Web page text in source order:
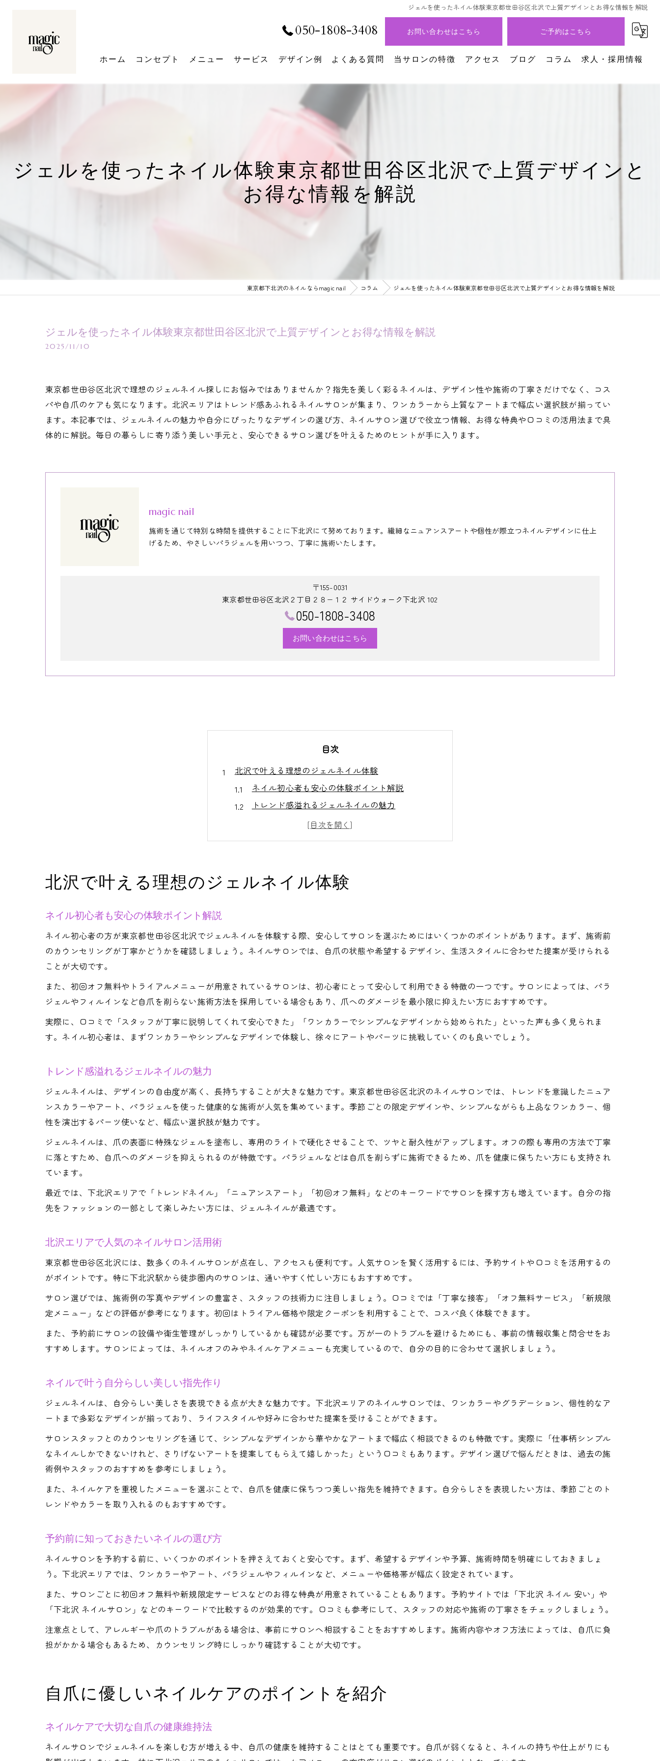
ジェルを使ったネイル体験東京都世田谷区北沢で上質デザインとお得な情報を解説
050-1808-3408 お問い合わせはこちら ご予約はこちら
ホーム コンセプト メニュー サービス デザイン例 よくある質問 当サロンの特徴
ニュアンス
持ち込み
アクセス ブログ コラム 求人・採用情報
ジェルを使ったネイル体験東京都世田谷区北沢で上質デザインと
お得な情報を解説
東京都下北沢のネイルならmagic nail コラム ジェルを使ったネイル体験東京都世田谷区北沢で上質デザインとお得な情報を解説
ジェルを使ったネイル体験東京都世田谷区北沢で上質デザインとお得な情報を解説
2025/11/10
東京都世田谷区北沢で理想のジェルネイル探しにお悩みではありませんか？指先を美しく彩るネイルは、デザイン性や施術の丁寧さだけでなく、コス
パや自爪のケアも気になります。北沢エリアはトレンド感あふれるネイルサロンが集まり、ワンカラーから上質なアートまで幅広い選択肢が揃ってい
ます。本記事では、ジェルネイルの魅力や自分にぴったりなデザインの選び方、ネイルサロン選びで役立つ情報、お得な特典や口コミの活用法まで具
体的に解説。毎日の暮らしに寄り添う美しい手元と、安心できるサロン選びを叶えるためのヒントが手に入ります。
magic nail
施術を通じて特別な時間を提供することに下北沢にて努めております。繊細なニュアンスアートや個性が際立つネイルデザインに仕上
げるため、やさしいパラジェルを用いつつ、丁寧に施術いたします。
〒155-0031
東京都世田谷区北沢２丁目２８−１２ サイドウォーク下北沢 102
050-1808-3408
お問い合わせはこちら
目次
北沢で叶える理想のジェルネイル体験
ネイル初心者も安心の体験ポイント解説
トレンド感溢れるジェルネイルの魅力
北沢エリアで人気のネイルサロン活用術
ネイルで叶う自分らしい美しい指先作り
自爪に優しいネイルケアのポイントを紹介
ネイルケアで大切な自爪の健康維持法
北沢で評判のネイルケア専門サロンの選び方
ワンカラーが映えるネイルデザインの選び方
ネイルで楽しむ大人の上品ワンカラー術
パラジェルを使った上質ネイル体験とは
ネイル初心者が知っておきたいパラジェルの特徴
パラジェルで叶う長持ちネイルのコツ
ネイルが安いサロン選びのポイント解説
口コミでわかるネイルの価格と品質の関係
ネイルサロン当日予約の便利な活用法
急な予定でも叶うネイル体験の魅力紹介
当日予約ができるネイルサロンの選び方
スキマ時間に通えるネイルの楽しみ方
北沢で叶える理想のジェルネイル体験
ネイル初心者も安心の体験ポイント解説
ネイル初心者の方が東京都世田谷区北沢でジェルネイルを体験する際、安心してサロンを選ぶためにはいくつかのポイントがあります。まず、施術前
のカウンセリングが丁寧かどうかを確認しましょう。ネイルサロンでは、自爪の状態や希望するデザイン、生活スタイルに合わせた提案が受けられる
ことが大切です。
また、初回オフ無料やトライアルメニューが用意されているサロンは、初心者にとって安心して利用できる特徴の一つです。サロンによっては、パラ
ジェルやフィルインなど自爪を削らない施術方法を採用している場合もあり、爪へのダメージを最小限に抑えたい方におすすめです。
実際に、口コミで「スタッフが丁寧に説明してくれて安心できた」「ワンカラーでシンプルなデザインから始められた」といった声も多く見られま
す。ネイル初心者は、まずワンカラーやシンプルなデザインで体験し、徐々にアートやパーツに挑戦していくのも良いでしょう。
トレンド感溢れるジェルネイルの魅力
ジェルネイルは、デザインの自由度が高く、長持ちすることが大きな魅力です。東京都世田谷区北沢のネイルサロンでは、トレンドを意識したニュア
ンスカラーやアート、パラジェルを使った健康的な施術が人気を集めています。季節ごとの限定デザインや、シンプルながらも上品なワンカラー、個
性を演出するパーツ使いなど、幅広い選択肢が魅力です。
ジェルネイルは、爪の表面に特殊なジェルを塗布し、専用のライトで硬化させることで、ツヤと耐久性がアップします。オフの際も専用の方法で丁寧
に落とすため、自爪へのダメージを抑えられるのが特徴です。パラジェルなどは自爪を削らずに施術できるため、爪を健康に保ちたい方にも支持され
ています。
最近では、下北沢エリアで「トレンドネイル」「ニュアンスアート」「初回オフ無料」などのキーワードでサロンを探す方も増えています。自分の指
先をファッションの一部として楽しみたい方には、ジェルネイルが最適です。
北沢エリアで人気のネイルサロン活用術
東京都世田谷区北沢には、数多くのネイルサロンが点在し、アクセスも便利です。人気サロンを賢く活用するには、予約サイトや口コミを活用するの
がポイントです。特に下北沢駅から徒歩圏内のサロンは、通いやすく忙しい方にもおすすめです。
サロン選びでは、施術例の写真やデザインの豊富さ、スタッフの技術力に注目しましょう。口コミでは「丁寧な接客」「オフ無料サービス」「新規限
定メニュー」などの評価が参考になります。初回はトライアル価格や限定クーポンを利用することで、コスパ良く体験できます。
また、予約前にサロンの設備や衛生管理がしっかりしているかも確認が必要です。万が一のトラブルを避けるためにも、事前の情報収集と問合せをお
すすめします。サロンによっては、ネイルオフのみやネイルケアメニューも充実しているので、自分の目的に合わせて選択しましょう。
ネイルで叶う自分らしい美しい指先作り
ジェルネイルは、自分らしい美しさを表現できる点が大きな魅力です。下北沢エリアのネイルサロンでは、ワンカラーやグラデーション、個性的なア
ートまで多彩なデザインが揃っており、ライフスタイルや好みに合わせた提案を受けることができます。
サロンスタッフとのカウンセリングを通じて、シンプルなデザインから華やかなアートまで幅広く相談できるのも特徴です。実際に「仕事柄シンプル
なネイルしかできないけれど、さりげないアートを提案してもらえて嬉しかった」という口コミもあります。デザイン選びで悩んだときは、過去の施
術例やスタッフのおすすめを参考にしましょう。
また、ネイルケアを重視したメニューを選ぶことで、自爪を健康に保ちつつ美しい指先を維持できます。自分らしさを表現したい方は、季節ごとのト
レンドやカラーを取り入れるのもおすすめです。
予約前に知っておきたいネイルの選び方
ネイルサロンを予約する前に、いくつかのポイントを押さえておくと安心です。まず、希望するデザインや予算、施術時間を明確にしておきましょ
う。下北沢エリアでは、ワンカラーやアート、パラジェルやフィルインなど、メニューや価格帯が幅広く設定されています。
また、サロンごとに初回オフ無料や新規限定サービスなどのお得な特典が用意されていることもあります。予約サイトでは「下北沢 ネイル 安い」や
「下北沢 ネイルサロン」などのキーワードで比較するのが効果的です。口コミも参考にして、スタッフの対応や施術の丁寧さをチェックしましょう。
注意点として、アレルギーや爪のトラブルがある場合は、事前にサロンへ相談することをおすすめします。施術内容やオフ方法によっては、自爪に負
担がかかる場合もあるため、カウンセリング時にしっかり確認することが大切です。
自爪に優しいネイルケアのポイントを紹介
ネイルケアで大切な自爪の健康維持法
ネイルサロンでジェルネイルを楽しむ方が増える中、自爪の健康を維持することはとても重要です。自爪が弱くなると、ネイルの持ちや仕上がりにも